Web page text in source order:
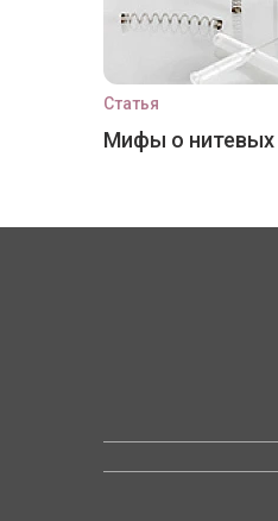
Статья
Мифы о нитевых